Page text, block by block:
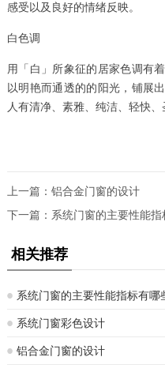
感受以及良好的情绪反映。
白色调
用「白」所象征的居家色调有
以明艳而通透的的阳光，铺展
人有清净、素雅、纯洁、轻快、
上一篇： 铝合金门窗的设计
下一篇： 系统门窗的主要性能指
相关推荐
系统门窗的主要性能指标有哪
系统门窗彩色设计
铝合金门窗的设计